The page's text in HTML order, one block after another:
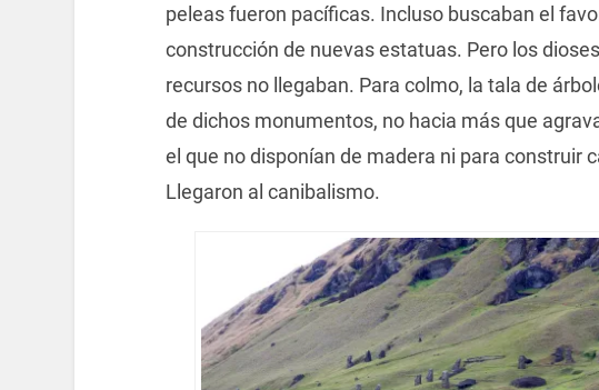
peleas fueron pacíficas. Incluso buscaban el
construcción de nuevas estatuas. Pero los
recursos no llegaban. Para colmo, la tala de
de dichos monumentos, no hacia más que
el que no disponían de madera ni para construir
Llegaron al canibalismo.